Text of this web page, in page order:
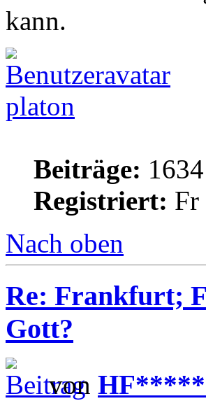
kann.
platon
Beiträge: 1634
Registriert: Fr
Nach oben
Re: Frankfurt;
Gott?
von